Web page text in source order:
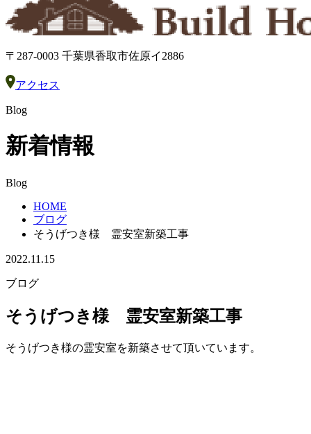
〒287-0003 千葉県香取市佐原イ2886
アクセス
Blog
新着情報
Blog
HOME
ブログ
そうげつき様 霊安室新築工事
2022.11.15
ブログ
そうげつき様 霊安室新築工事
そうげつき様の霊安室を新築させて頂いています。